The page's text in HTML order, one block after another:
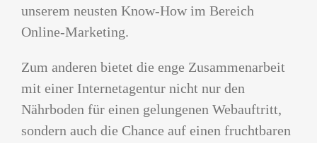
unserem neusten Know-How im Bereich
Online-Marketing.
Zum anderen bietet die enge Zusammenarbeit
mit einer Internetagentur nicht nur den
Nährboden für einen gelungenen Webauftritt,
sondern auch die Chance auf einen fruchtbaren